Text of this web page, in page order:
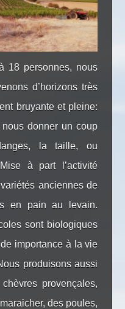
18 personnes, nous
d’horizons très
bruyante et pleine:
donner un coup
la taille, ou
à part l’activité
anciennes de
en pain au levain.
sont biologiques
importance à la vie
produisons aussi
provençales,
des poules,